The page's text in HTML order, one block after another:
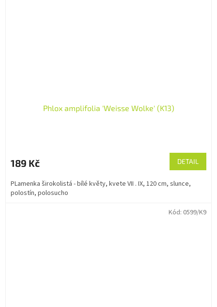
Phlox amplifolia 'Weisse Wolke' (K13)
189 Kč DETAIL
PLamenka širokolistá - bílé květy, kvete VII . IX, 120 cm, slunce,
polostín, polosucho
Kód: 0599/K9